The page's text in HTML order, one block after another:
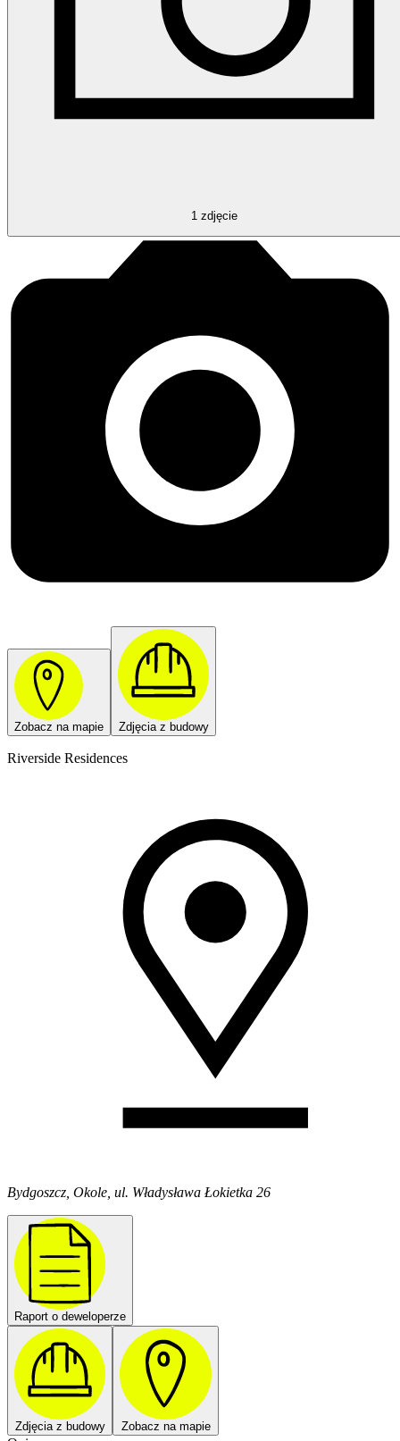
1 zdjęcie
Zobacz na mapie Zdjęcia z budowy
Riverside Residences
Bydgoszcz, Okole, ul. Władysława Łokietka 26
Raport o deweloperze
Zdjęcia z budowy Zobacz na mapie